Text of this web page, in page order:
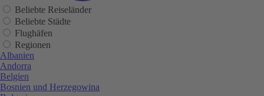
Beliebte Reiseländer
Beliebte Städte
Flughäfen
Regionen
Albanien
Andorra
Belgien
Bosnien und Herzegowina